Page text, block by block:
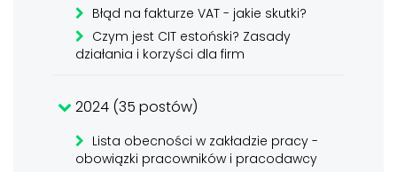
Błąd na fakturze VAT - jakie skutki?
Czym jest CIT estoński? Zasady
działania i korzyści dla firm
2024 (35 postów)
Lista obecności w zakładzie pracy -
obowiązki pracowników i pracodawcy